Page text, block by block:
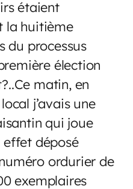
étaient
la huitième
du processus
élection
matin, en
j’avais une
qui joue
effet déposé
ordurier de
exemplaires